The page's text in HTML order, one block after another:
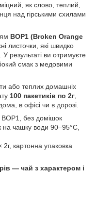
як слово, теплий,
над гірськими схилами
BOP1 (Broken Orange
листочки, які швидко
результаті ви отримуєте
смак з медовими
або теплих домашніх
100 пакетиків по 2г
в офісі чи в дорозі.
без домішок
на чашку води 90–95°C,
2г, картонна упаковка
— чай з характером і